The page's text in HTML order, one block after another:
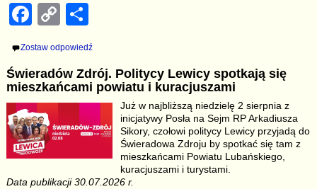
F
c
e
b
o
o
C
p
y
Li
n
S
h
ar
e
Zostaw odpowiedź
Świeradów Zdrój. Politycy Lewicy spotkają się
mieszkańcami powiatu i kuracjuszami
Już w najbliższą niedzielę 2 sierpnia z
inicjatywy Posła na Sejm RP Arkadiusza
Sikory, czołowi politycy Lewicy przyjadą do
Świeradowa Zdroju by spotkać się tam z
mieszkańcami Powiatu Lubańskiego,
kuracjuszami i turystami.
Data publikacji 30.07.2026 r.